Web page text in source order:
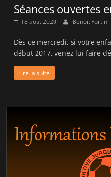
Séances ouvertes
18 août 2020 Benoît Fortin
Dès ce mercredi, si votre
début 2017, venez lui faire
Lire la suite